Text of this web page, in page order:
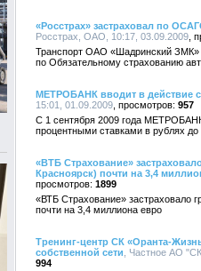
«Росстрах» застраховал по
Росстрах, ОАО, 10:17, 03.09.2009
Транспорт ОАО «Шадринский ЗМК»
по Обязательному страхованию
МЕТРОБАНК вводит в действие
15:01, 01.09.2009
957
C 1 сентября 2009 года
процентными ставками в рублях до
«ВТБ Страхование»
Красноярск) почти на 3,4
1899
«ВТБ Страхование» застраховало
почти на 3,4 миллиона евро
Тренинг-центр СК «Оранта-
собственной сети , Частное АО
994